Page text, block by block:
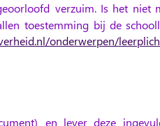
verzuim. Is het niet
toestemming bij de
onderwerpen/
en lever deze